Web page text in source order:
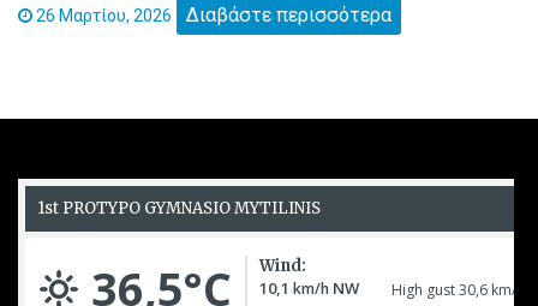
26 Μαρτίου, 2026 Διαβάστε περισσότερα